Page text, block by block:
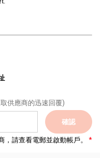
供應商的迅速回覆)
確認
請查看電郵並啟動帳戶。